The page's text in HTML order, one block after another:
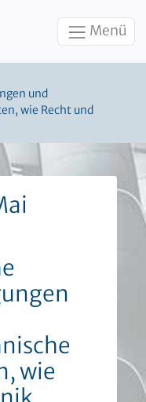
Menü
und
wie Recht und
wie